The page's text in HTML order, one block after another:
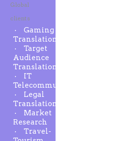
Global
clients
Gaming
Translation
Target
Audience
Translation
IT
Telecommunication
Legal
Translation
Market
Research
Travel-